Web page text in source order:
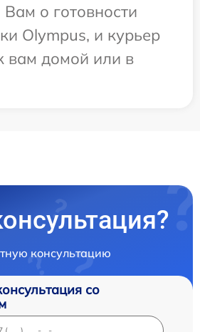
о готовности
Olympus, и курьер
вам домой или в
консультацию
со